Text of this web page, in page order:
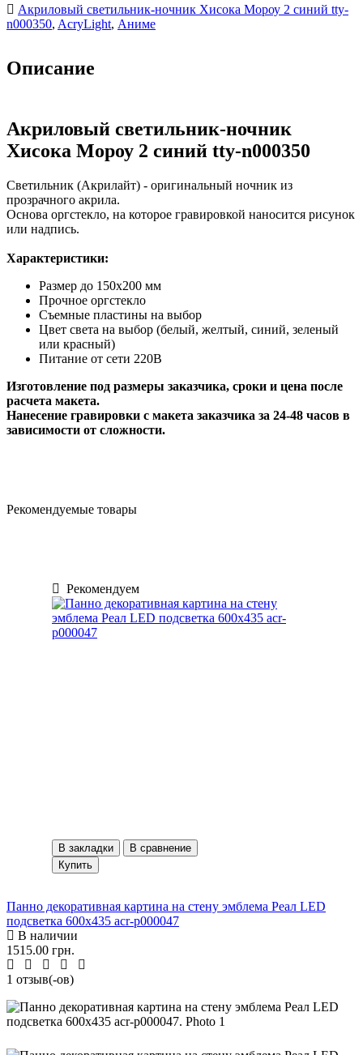
Акриловый светильник-ночник Хисока Мороу 2 синий tty-
n000350, AcryLight, Аниме
Описание
Акриловый светильник-ночник
Хисока Мороу 2 синий tty-n000350
Светильник (Акрилайт) - оригинальный ночник из
прозрачного акрила.
Основа оргстекло, на которое гравировкой наносится рисунок
или надпись.
Характеристики:
Размер до 150х200 мм
Прочное оргстекло
Съемные пластины на выбор
Цвет света на выбор (белый, желтый, синий, зеленый
или красный)
Питание от сети 220В
Изготовление под размеры заказчика, сроки и цена после
расчета макета.
Нанесение гравировки с макета заказчика за 24-48 часов в
зависимости от сложности.
Рекомендуемые товары
Рекомендуем
В закладки
В сравнение
Купить
Панно декоративная картина на стену эмблема Реал LED
подсветка 600х435 acr-p000047
В наличии
1515.00 грн.
1 отзыв(-ов)